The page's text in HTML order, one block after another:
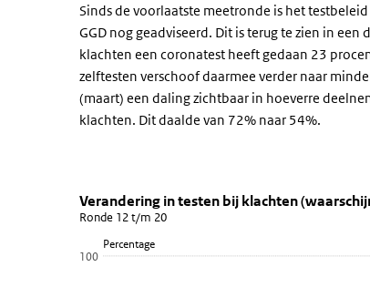
Sinds de voorlaatste meetronde is het
GGD nog geadviseerd. Dit is terug te zien in
klachten een coronatest heeft gedaan 23
zelftesten verschoof daarmee verder naar
(maart) een daling zichtbaar in hoeverre
klachten. Dit daalde van 72% naar 54%.
Verandering in testen bij
Sla de grafiek 'Verandering in testen bij
Verandering in testen bij
Ronde 12 t/m 20
Percentage
Verandering in testen bij klachten
Ronde 12 t/m 20
100